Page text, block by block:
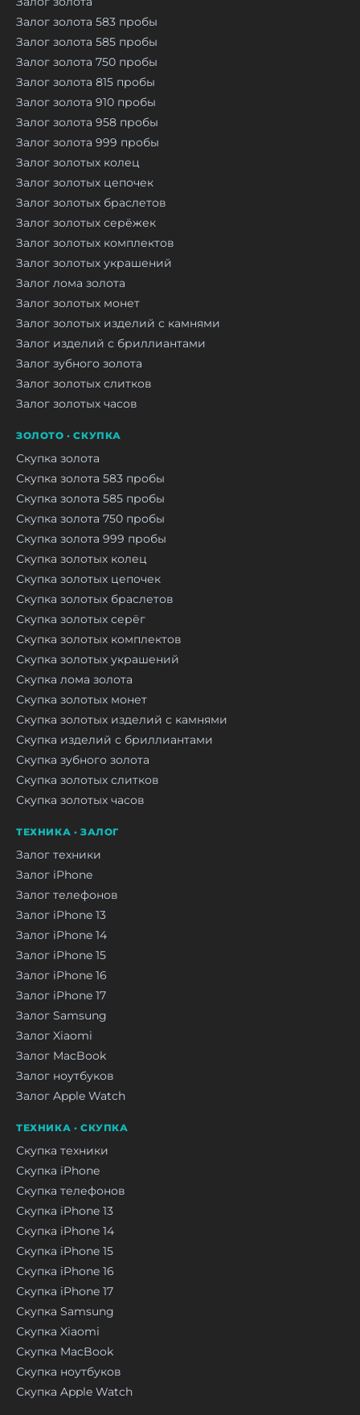
Залог золота 583 пробы
Залог золота 585 пробы
Залог золота 750 пробы
Залог золота 815 пробы
Залог золота 910 пробы
Залог золота 958 пробы
Залог золота 999 пробы
Залог золотых колец
Залог золотых цепочек
Залог золотых браслетов
Залог золотых серёжек
Залог золотых комплектов
Залог золотых украшений
Залог лома золота
Залог золотых монет
Залог золотых изделий с камнями
Залог изделий с бриллиантами
Залог зубного золота
Залог золотых слитков
Залог золотых часов
ЗОЛОТО · СКУПКА
Скупка золота
Скупка золота 583 пробы
Скупка золота 585 пробы
Скупка золота 750 пробы
Скупка золота 999 пробы
Скупка золотых колец
Скупка золотых цепочек
Скупка золотых браслетов
Скупка золотых серёг
Скупка золотых комплектов
Скупка золотых украшений
Скупка лома золота
Скупка золотых монет
Скупка золотых изделий с камнями
Скупка изделий с бриллиантами
Скупка зубного золота
Скупка золотых слитков
Скупка золотых часов
ТЕХНИКА · ЗАЛОГ
Залог техники
Залог iPhone
Залог телефонов
Залог iPhone 13
Залог iPhone 14
Залог iPhone 15
Залог iPhone 16
Залог iPhone 17
Залог Samsung
Залог Xiaomi
Залог MacBook
Залог ноутбуков
Залог Apple Watch
ТЕХНИКА · СКУПКА
Скупка техники
Скупка iPhone
Скупка телефонов
Скупка iPhone 13
Скупка iPhone 14
Скупка iPhone 15
Скупка iPhone 16
Скупка iPhone 17
Скупка Samsung
Скупка Xiaomi
Скупка MacBook
Скупка ноутбуков
Скупка Apple Watch